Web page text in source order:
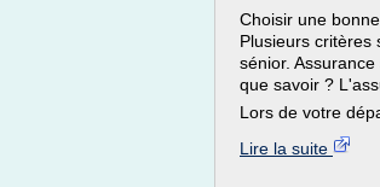
Choisir une
Plusieurs critères
sénior.
que savoir ?
Lors de votre
Lire la suite